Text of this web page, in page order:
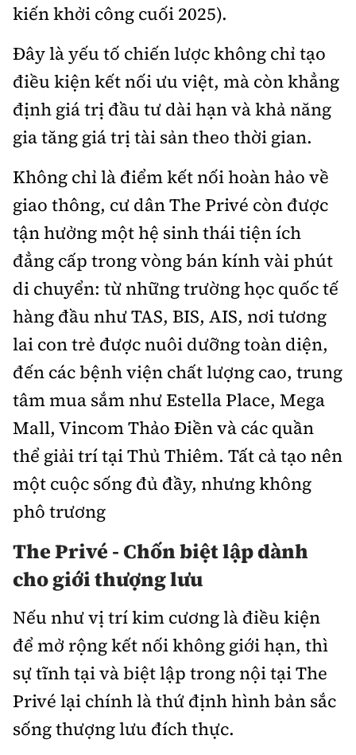
kiến khởi công cuối 2025).
Đây là yếu tố chiến lược không chỉ tạo
điều kiện kết nối ưu việt, mà còn khẳng
định giá trị đầu tư dài hạn và khả năng
gia tăng giá trị tài sản theo thời gian.
Không chỉ là điểm kết nối hoàn hảo về
giao thông, cư dân The Privé còn được
tận hưởng một hệ sinh thái tiện ích
đẳng cấp trong vòng bán kính vài phút
di chuyển: từ những trường học quốc tế
hàng đầu như TAS, BIS, AIS, nơi tương
lai con trẻ được nuôi dưỡng toàn diện,
đến các bệnh viện chất lượng cao, trung
tâm mua sắm như Estella Place, Mega
Mall, Vincom Thảo Điền và các quần
thể giải trí tại Thủ Thiêm. Tất cả tạo nên
một cuộc sống đủ đầy, nhưng không
phô trương
The Privé - Chốn biệt lập dành
cho giới thượng lưu
Nếu như vị trí kim cương là điều kiện
để mở rộng kết nối không giới hạn, thì
sự tĩnh tại và biệt lập trong nội tại The
Privé lại chính là thứ định hình bản sắc
sống thượng lưu đích thực.